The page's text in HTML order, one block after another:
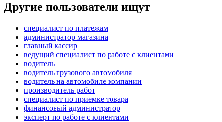
Другие пользователи ищут
специалист по платежам
администратор магазина
главный кассир
ведущий специалист по работе с клиентами
водитель
водитель грузового автомобиля
водитель на автомобиле компании
производитель работ
специалист по приемке товара
финансовый администратор
эксперт по работе с клиентами